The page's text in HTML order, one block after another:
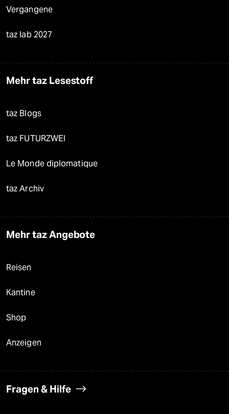
Vergangene
taz lab 2027
Mehr taz Lesestoff
taz Blogs
taz FUTURZWEI
Le Monde diplomatique
taz Archiv
Mehr taz Angebote
Reisen
Kantine
Shop
Anzeigen
Fragen & Hilfe